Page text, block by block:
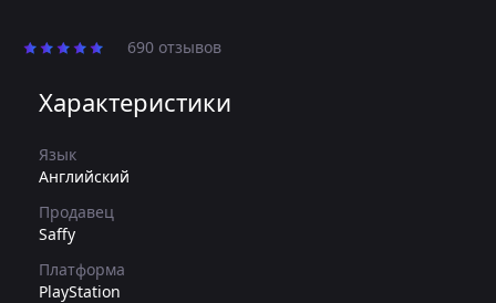
690 отзывов
Характеристики
Язык
Английский
Продавец
Saffy
Платформа
PlayStation